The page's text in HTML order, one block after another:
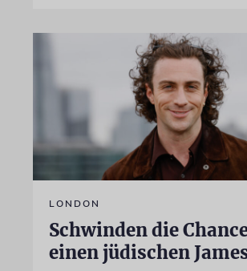
LONDON
Schwinden die
einen jüdischen